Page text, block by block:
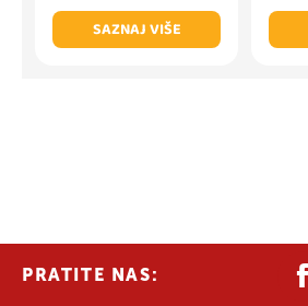
SAZNAJ VIŠE
PRATITE NAS: